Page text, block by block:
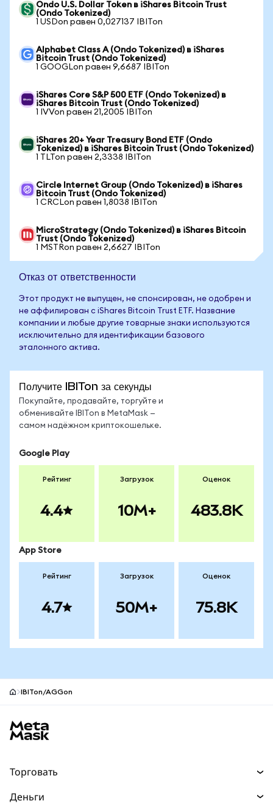
Ondo U.S. Dollar Token в iShares Bitcoin Trust
(Ondo Tokenized)
1 USDon равен 0,027137 IBITon
Alphabet Class A (Ondo Tokenized) в iShares
Bitcoin Trust (Ondo Tokenized)
1 GOOGLon равен 9,6687 IBITon
iShares Core S&P 500 ETF (Ondo Tokenized) в
iShares Bitcoin Trust (Ondo Tokenized)
1 IVVon равен 21,2005 IBITon
iShares 20+ Year Treasury Bond ETF (Ondo
Tokenized) в iShares Bitcoin Trust (Ondo Tokenized)
1 TLTon равен 2,3338 IBITon
Circle Internet Group (Ondo Tokenized) в iShares
Bitcoin Trust (Ondo Tokenized)
1 CRCLon равен 1,8038 IBITon
MicroStrategy (Ondo Tokenized) в iShares Bitcoin
Trust (Ondo Tokenized)
1 MSTRon равен 2,6627 IBITon
Отказ от ответственности
Этот продукт не выпущен, не спонсирован, не одобрен и
не аффилирован с iShares Bitcoin Trust ETF. Название
компании и любые другие товарные знаки используются
исключительно для идентификации базового
эталонного актива.
Получите IBITon за секунды
Покупайте, продавайте, торгуйте и
обменивайте IBITon в MetaMask —
самом надёжном криптокошельке.
Google Play
Рейтинг
4.4
Загрузок
10M+
Оценок
483.8K
App Store
Рейтинг
4.7
Загрузок
50M+
Оценок
75.8K
IBITon/AGGon
Торговать
Деньги